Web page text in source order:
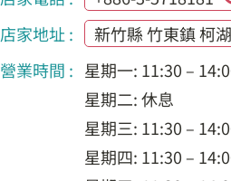
店家地址 :
新竹縣 竹東鎮 柯
營業時間 : 星期一: 11:30 –
星期二: 休息
星期三: 11:30 –
星期四: 11:30 –